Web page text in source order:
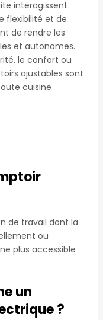
interagissent
flexibilité et de
de rendre les
et autonomes.
le confort ou
ajustables sont
cuisine
de travail dont la
ou
plus accessible
un
?